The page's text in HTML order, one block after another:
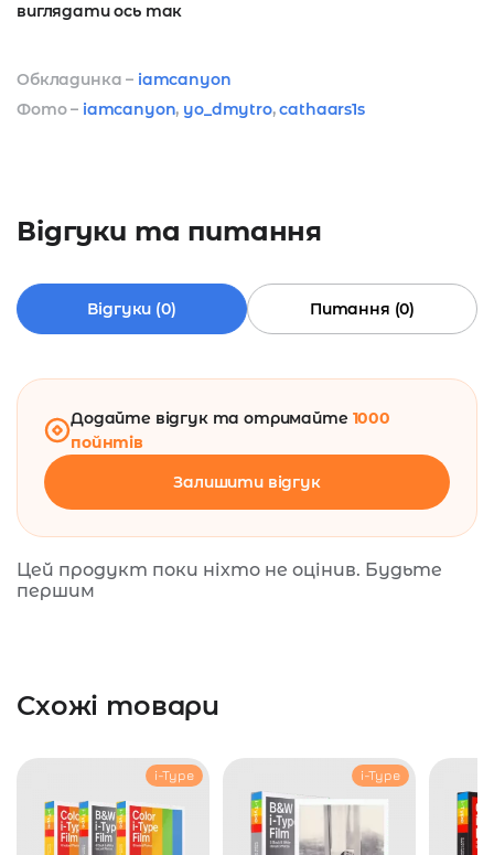
виглядати ось так
Обкладинка – iamcanyon
Фото – iamcanyon, yo_dmytro,cathaars1s
Відгуки та питання
Відгуки (0) Питання (0)
Додайте відгук та отримайте 1000
пойнтів
Залишити відгук
Цей продукт поки ніхто не оцінив. Будьте
першим
Схожі товари
i-Type i-Type